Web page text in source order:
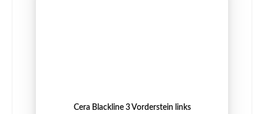
Cera Blackline 3 Vorderstein links